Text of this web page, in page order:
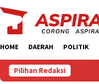
HOME DAERAH POLITIK
Pilihan Redaksi